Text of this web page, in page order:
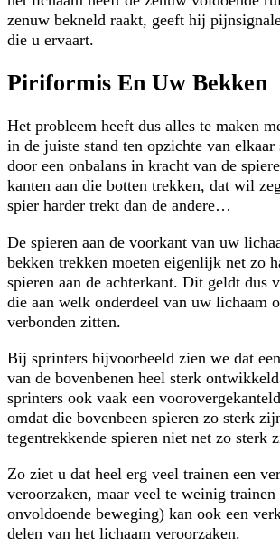
zenuw bekneld raakt, geeft hij
die u ervaart.
Piriformis En Uw Bekken
Het probleem heeft dus alles te maken
in de juiste stand ten opzichte van
door een onbalans in kracht van de
kanten aan die botten trekken, dat wil
spier harder trekt dan de andere…
De spieren aan de voorkant van uw
bekken trekken moeten eigenlijk net zo
spieren aan de achterkant. Dit geldt dus
die aan welk onderdeel van uw lichaam
verbonden zitten.
Bij sprinters bijvoorbeeld zien we dat
van de bovenbenen heel sterk
sprinters ook vaak een
omdat die bovenbeen spieren zo sterk
tegentrekkende spieren niet net zo sterk
Zo ziet u dat heel erg veel trainen een
veroorzaken, maar veel te weinig trainen
onvoldoende beweging) kan ook een
delen van het lichaam veroorzaken.